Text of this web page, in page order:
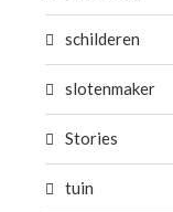
schilderen
slotenmaker
Stories
tuin